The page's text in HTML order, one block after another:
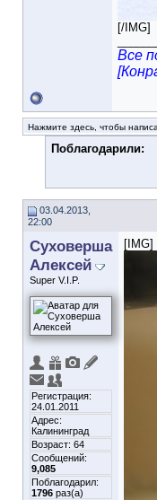
[/IMG]
Все
Нажмите здесь, чтобы
Поблагодарили:
03.04.2013,
22:00
Суховерша
Алексей
Super V.I.P.
Регистрация:
24.01.2011
Адрес:
Калининград
Возраст: 64
Сообщений:
9,085
Поблагодарил:
1796 раз(а)
[IMG]